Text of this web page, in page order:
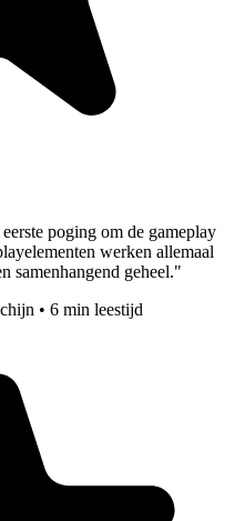
poging om de gameplay
werken allemaal
samenhangend geheel."
• 6 min leestijd